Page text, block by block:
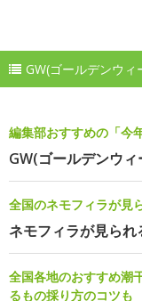
GW(ゴールデンウ
編集部おすすめの「今
GW(ゴールデンウ
全国のネモフィラが見
ネモフィラが見られ
全国各地のおすすめ潮
るもの採り方のコツも